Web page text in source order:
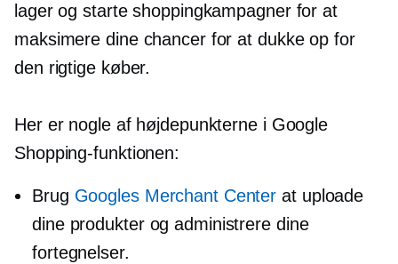
lager og starte shoppingkampagner for at
maksimere dine chancer for at dukke op for
den rigtige køber.
Her er nogle af højdepunkterne i Google
Shopping-funktionen:
Brug Googles Merchant Center at uploade
dine produkter og administrere dine
fortegnelser.